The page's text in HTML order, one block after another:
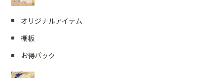
オリジナルアイテム
棚板
お得パック